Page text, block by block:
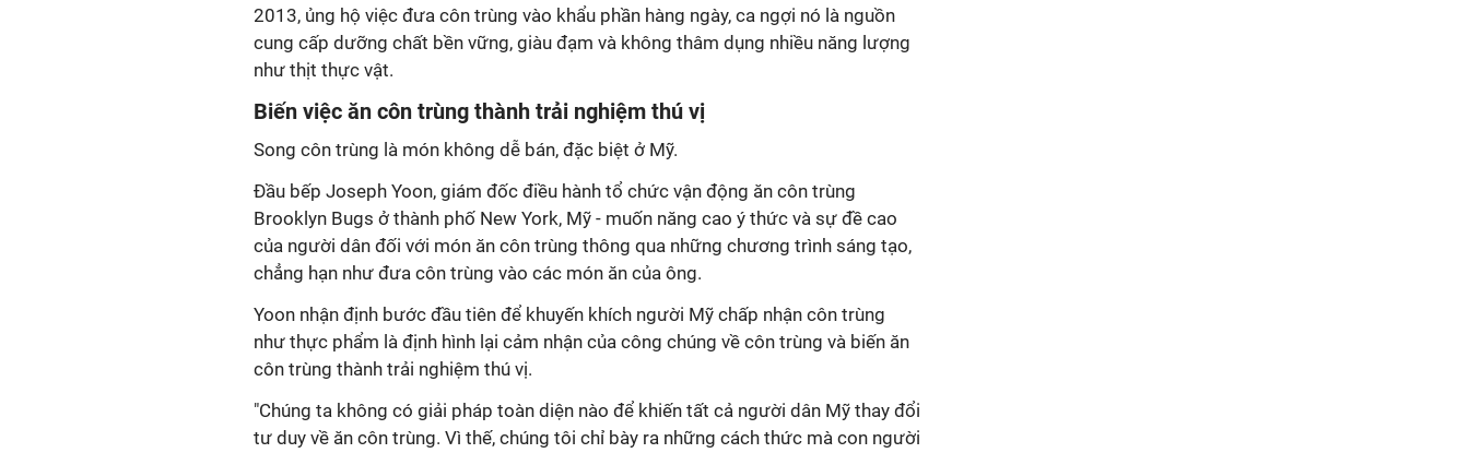
2013, ủng hộ việc đưa côn trùng vào khẩu phần hàng ngày, ca ngợi nó là nguồn
cung cấp dưỡng chất bền vững, giàu đạm và không thâm dụng nhiều năng lượng
như thịt thực vật.
Biến việc ăn côn trùng thành trải nghiệm thú vị
Song côn trùng là món không dễ bán, đặc biệt ở Mỹ.
Đầu bếp Joseph Yoon, giám đốc điều hành tổ chức vận động ăn côn trùng
Brooklyn Bugs ở thành phố New York, Mỹ - muốn năng cao ý thức và sự đề cao
của người dân đối với món ăn côn trùng thông qua những chương trình sáng tạo,
chẳng hạn như đưa côn trùng vào các món ăn của ông.
Yoon nhận định bước đầu tiên để khuyến khích người Mỹ chấp nhận côn trùng
như thực phẩm là định hình lại cảm nhận của công chúng về côn trùng và biến ăn
côn trùng thành trải nghiệm thú vị.
"Chúng ta không có giải pháp toàn diện nào để khiến tất cả người dân Mỹ thay đổi
tư duy về ăn côn trùng. Vì thế, chúng tôi chỉ bày ra những cách thức mà con người